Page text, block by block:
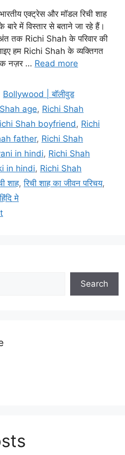
एक्ट्रेस और मॉडल रिची शाह
में विस्तार से बताने जा रहे हैं।
तक Richi Shah के परिवार की
हम Richi Shah के व्यक्तिगत
नज़र … Read more
Bollywood | बॉलीवुड
age, Richi Shah
Shah boyfriend, Richi
father, Richi Shah
in hindi, Richi Shah
in hindi, Richi Shah
शाह,रिची शाह का जीवन परिचय,
मे
Search